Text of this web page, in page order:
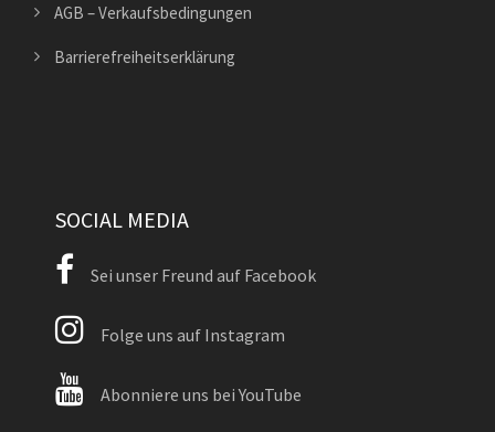
AGB – Verkaufsbedingungen
Barrierefreiheitserklärung
SOCIAL MEDIA
Sei unser Freund auf Facebook
Folge uns auf Instagram
Abonniere uns bei YouTube